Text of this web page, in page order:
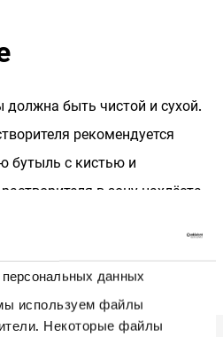
данных
используем файлы
Некоторые файлы
быть чистой и сухой.
рекомендуется
бутыль с кистью и
в зону нахлёста.